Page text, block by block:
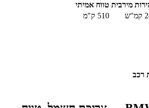
מירבית טווח אמיתי
קמ"ש 510 ק"מ
רכב